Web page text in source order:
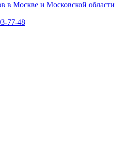
в Москве и Московской области
77-48